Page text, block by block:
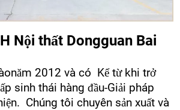
Nội thất Dongguan Bai
2012 và có Kể từ khi trở
sinh thái hàng đầu-Giải pháp
Chúng tôi chuyên sản xuất và